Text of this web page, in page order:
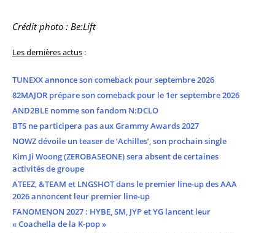
Crédit photo : Be:Lift
Les dernières actus :
TUNEXX annonce son comeback pour septembre 2026
82MAJOR prépare son comeback pour le 1er septembre 2026
AND2BLE nomme son fandom N:DCLO
BTS ne participera pas aux Grammy Awards 2027
NOWZ dévoile un teaser de ‘Achilles’, son prochain single
Kim Ji Woong (ZEROBASEONE) sera absent de certaines
activités de groupe
ATEEZ, &TEAM et LNGSHOT dans le premier line-up des AAA
2026 annoncent leur premier line-up
FANOMENON 2027 : HYBE, SM, JYP et YG lancent leur
« Coachella de la K-pop »